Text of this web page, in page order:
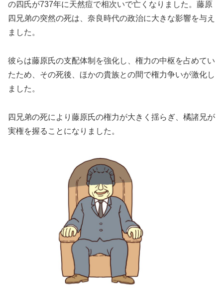
の四氏が737年に天然痘で相次いで亡くなりました。藤原
四兄弟の突然の死は、奈良時代の政治に大きな影響を与え
ました。
彼らは藤原氏の支配体制を強化し、権力の中枢を占めてい
たため、その死後、ほかの貴族との間で権力争いが激化し
ました。
四兄弟の死により藤原氏の権力が大きく揺らぎ、橘諸兄が
実権を握ることになりました。